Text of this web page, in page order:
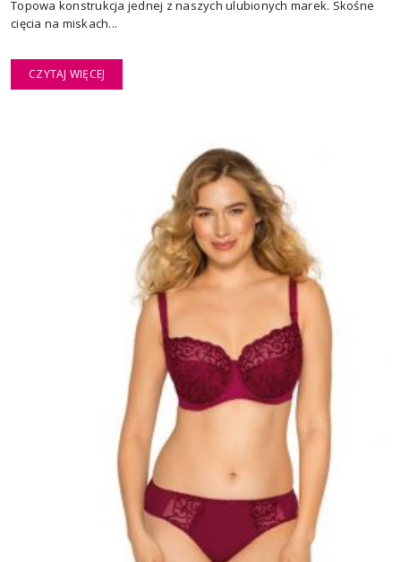
Topowa konstrukcja jednej z naszych ulubionych marek. Skośne
cięcia na miskach...
CZYTAJ WIĘCEJ